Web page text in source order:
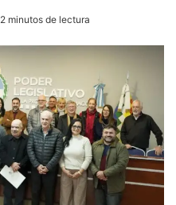
2 minutos de lectura